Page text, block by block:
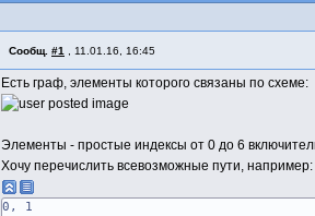
Сообщ. #1 11.01.16, 16:45
Есть граф, элементы которого связаны по схеме:
Элементы - простые индексы от 0 до 6
Хочу перечислить всевозможные пути, например:
0, 1